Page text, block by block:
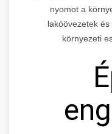
nyomot a
lakóövezetek
környezeti